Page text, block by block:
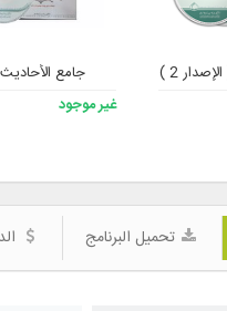
2 )
جامع الأحاديث 3.5
غير موجود
تحميل البرنامج